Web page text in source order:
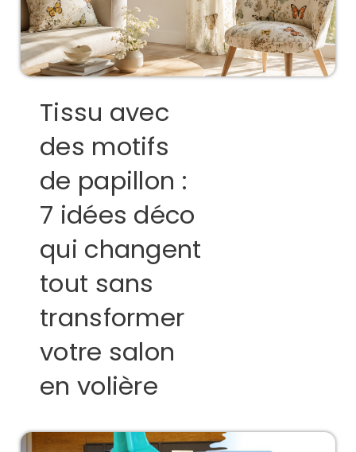
Tissu avec
des motifs
de papillon :
7 idées déco
qui changent
tout sans
transformer
votre salon
en volière